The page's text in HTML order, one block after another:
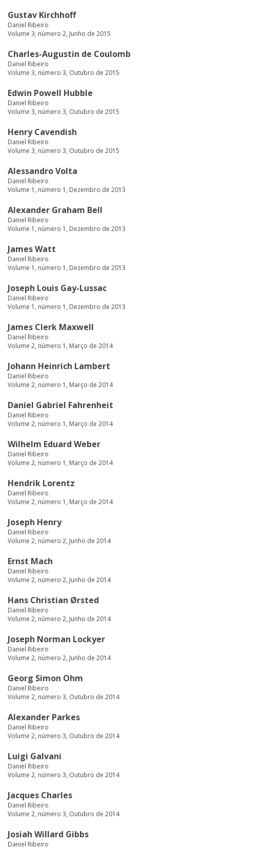
Gustav Kirchhoff
Daniel Ribeiro
Volume 3, número 2, Junho de 2015
Charles-Augustin de Coulomb
Daniel Ribeiro
Volume 3, número 3, Outubro de 2015
Edwin Powell Hubble
Daniel Ribeiro
Volume 3, número 3, Outubro de 2015
Henry Cavendish
Daniel Ribeiro
Volume 3, número 3, Outubro de 2015
Alessandro Volta
Daniel Ribeiro
Volume 1, número 1, Dezembro de 2013
Alexander Graham Bell
Daniel Ribeiro
Volume 1, número 1, Dezembro de 2013
James Watt
Daniel Ribeiro
Volume 1, número 1, Dezembro de 2013
Joseph Louis Gay-Lussac
Daniel Ribeiro
Volume 1, número 1, Dezembro de 2013
James Clerk Maxwell
Daniel Ribeiro
Volume 2, número 1, Março de 2014
Johann Heinrich Lambert
Daniel Ribeiro
Volume 2, número 1, Março de 2014
Daniel Gabriel Fahrenheit
Daniel Ribeiro
Volume 2, número 1, Março de 2014
Wilhelm Eduard Weber
Daniel Ribeiro
Volume 2, número 1, Março de 2014
Hendrik Lorentz
Daniel Ribeiro
Volume 2, número 1, Março de 2014
Joseph Henry
Daniel Ribeiro
Volume 2, número 2, Junho de 2014
Ernst Mach
Daniel Ribeiro
Volume 2, número 2, Junho de 2014
Hans Christian Ørsted
Daniel Ribeiro
Volume 2, número 2, Junho de 2014
Joseph Norman Lockyer
Daniel Ribeiro
Volume 2, número 2, Junho de 2014
Georg Simon Ohm
Daniel Ribeiro
Volume 2, número 3, Outubro de 2014
Alexander Parkes
Daniel Ribeiro
Volume 2, número 3, Outubro de 2014
Luigi Galvani
Daniel Ribeiro
Volume 2, número 3, Outubro de 2014
Jacques Charles
Daniel Ribeiro
Volume 2, número 3, Outubro de 2014
Josiah Willard Gibbs
Daniel Ribeiro